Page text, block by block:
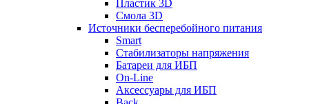
Пластик 3D
Смола 3D
Источники бесперебойного питания
Smart
Стабилизаторы напряжения
Батареи для ИБП
On-Line
Аксессуары для ИБП